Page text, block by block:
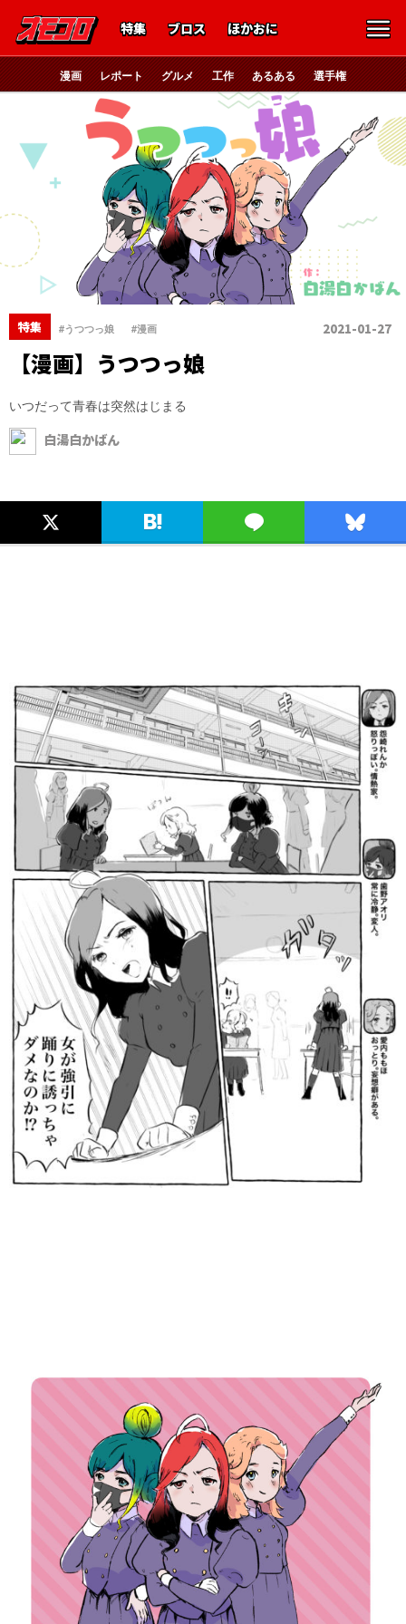
特集 ブロス ほかおに
漫画 レポート グルメ 工作 あるある 選手権
特集 #うつつっ娘 #漫画 2021-01-27
【漫画】うつつっ娘
いつだって青春は突然はじまる
白湯白かばん